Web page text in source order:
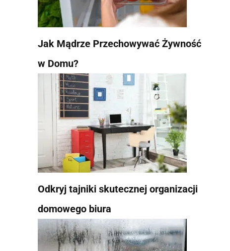
Jak Mądrze Przechowywać Żywność
w Domu?
Odkryj tajniki skutecznej organizacji
domowego biura